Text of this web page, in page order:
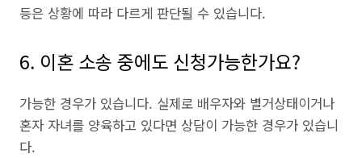
등은 상황에 따라 다르게 판단될 수 있습니다.
6. 이혼 소송 중에도 신청가능한가요?
가능한 경우가 있습니다. 실제로 배우자와 별거상태이거나
혼자 자녀를 양육하고 있다면 상담이 가능한 경우가 있습니
다.